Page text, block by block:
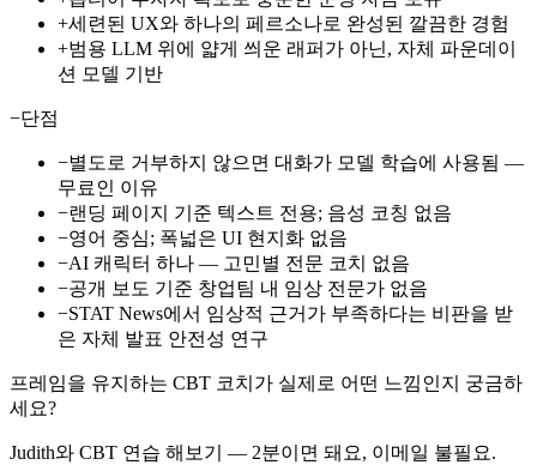
+세련된 UX와 하나의 페르소나로 완성된 깔끔한 경험
+범용 LLM 위에 얇게 씌운 래퍼가 아닌, 자체 파운데이
션 모델 기반
−단점
−별도로 거부하지 않으면 대화가 모델 학습에 사용됨 —
무료인 이유
−랜딩 페이지 기준 텍스트 전용; 음성 코칭 없음
−영어 중심; 폭넓은 UI 현지화 없음
−AI 캐릭터 하나 — 고민별 전문 코치 없음
−공개 보도 기준 창업팀 내 임상 전문가 없음
−STAT News에서 임상적 근거가 부족하다는 비판을 받
은 자체 발표 안전성 연구
프레임을 유지하는 CBT 코치가 실제로 어떤 느낌인지 궁금하
세요?
Judith와 CBT 연습 해보기 — 2분이면 돼요, 이메일 불필요.